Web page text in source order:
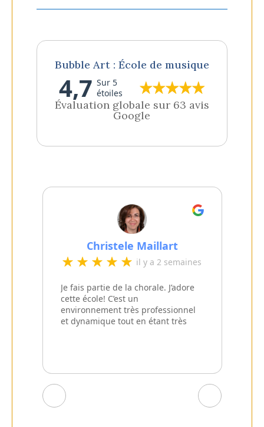
Bubble Art : École de musique
4,7 Sur 5
étoiles
Évaluation globale sur 63 avis
Google
Christele Maillart
il y a 2 semaines
Je fais partie de la chorale. J’adore
cette école! C’est un
environnement très professionnel
et dynamique tout en étant très